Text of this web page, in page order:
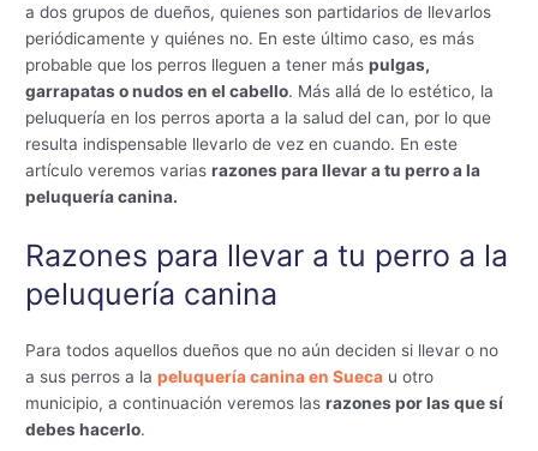
a dos grupos de dueños, quienes son partidarios de llevarlos
periódicamente y quiénes no. En este último caso, es más
probable que los perros lleguen a tener máspulgas,
garrapatas o nudos en el cabello. Más allá de lo estético, la
peluquería en los perros aporta a la salud del can, por lo que
resulta indispensable llevarlo de vez en cuando. En este
artículo veremos variasrazones para llevar a tu perro a la
peluquería canina.
Razones para llevar a tu perro a la
peluquería canina
Para todos aquellos dueños que no aún deciden si llevar o no
a sus perros a lapeluquería canina en Sueca u otro
municipio, a continuación veremos lasrazones por las que sí
debes hacerlo.